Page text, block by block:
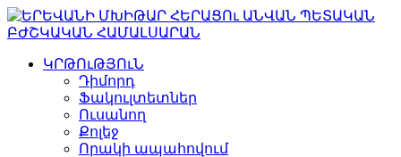
ԿՐԹՈւԹՅՈւՆ
Դիմորդ
Ֆակուլտետներ
Ուսանող
Քոլեջ
Որակի ապահովում